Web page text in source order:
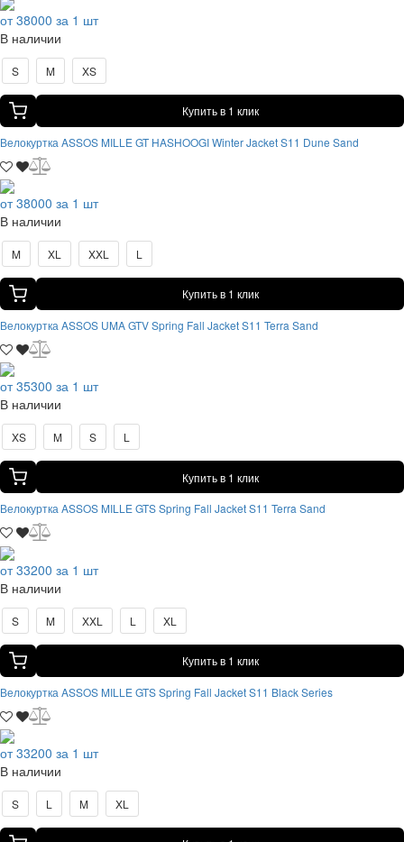
от 38000 за 1 шт
В наличии
S M XS
Купить в 1 клик
Велокуртка ASSOS MILLE GT HASHOOGI Winter Jacket S11 Dune Sand
от 38000 за 1 шт
В наличии
M XL XXL L
Купить в 1 клик
Велокуртка ASSOS UMA GTV Spring Fall Jacket S11 Terra Sand
от 35300 за 1 шт
В наличии
XS M S L
Купить в 1 клик
Велокуртка ASSOS MILLE GTS Spring Fall Jacket S11 Terra Sand
от 33200 за 1 шт
В наличии
S M XXL L XL
Купить в 1 клик
Велокуртка ASSOS MILLE GTS Spring Fall Jacket S11 Black Series
от 33200 за 1 шт
В наличии
S L M XL